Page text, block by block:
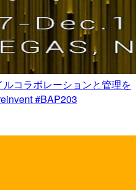
ルコラボレーションと管理を
#BAP203